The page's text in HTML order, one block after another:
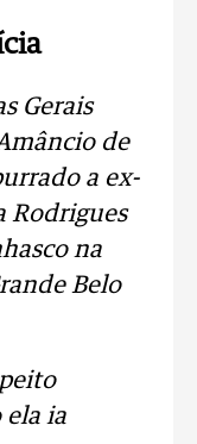
Gerais
de
a ex-
Rodrigues
na
Belo
ia